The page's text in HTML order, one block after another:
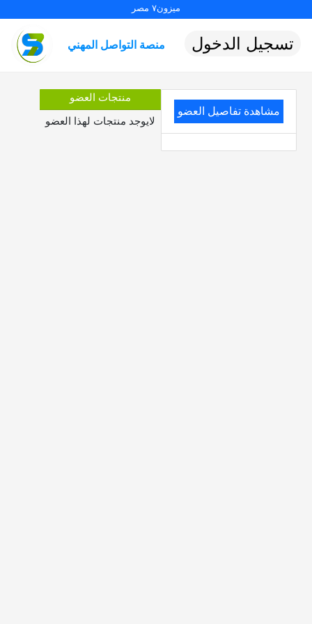
ميزون٧ مصر
منصة التواصل المهني تسجيل الدخول
مشاهدة تفاصيل العضو
منتجات العضو
لايوجد منتجات لهذا العضو